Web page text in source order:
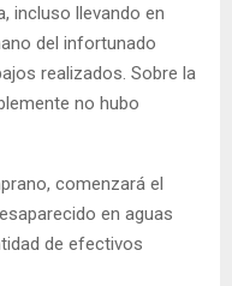
incluso llevando en
del infortunado
realizados. Sobre la
no hubo
comenzará el
en aguas
de efectivos